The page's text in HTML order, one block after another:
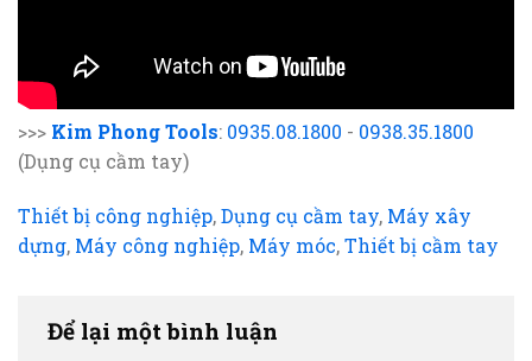
>>> Kim Phong Tools: 0935.08.1800 - 0938.35.1800
(Dụng cụ cầm tay)
Thiết bị công nghiệp,Dụng cụ cầm tay, Máy xây
dựng, Máy công nghiệp, Máy móc,Thiết bị cầm tay
Để lại một bình luận